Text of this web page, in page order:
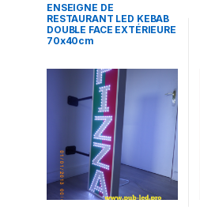
ENSEIGNE DE
RESTAURANT LED KEBAB
DOUBLE FACE EXTÉRIEURE
70x40cm